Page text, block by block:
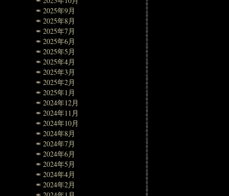
2025年9月
2025年8月
2025年7月
2025年6月
2025年5月
2025年4月
2025年3月
2025年2月
2025年1月
2024年12月
2024年11月
2024年10月
2024年8月
2024年7月
2024年6月
2024年5月
2024年4月
2024年2月